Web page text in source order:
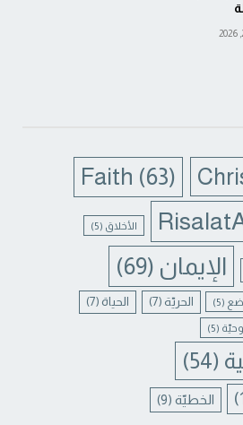
Faith (63)
الأخلاق (5)
الإيمان (69)
(5) الحريّة (7) الحياة (7)
(5)
(54)
الخطيّة (9)